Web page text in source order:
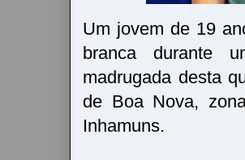
Um jovem de 19
branca durante
madrugada desta
de Boa Nova,
Inhamuns.